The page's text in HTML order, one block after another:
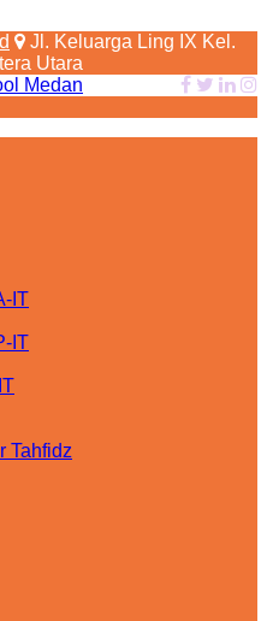
Jl. Keluarga Ling IX Kel.
Utara
IT
IT
Tahfidz